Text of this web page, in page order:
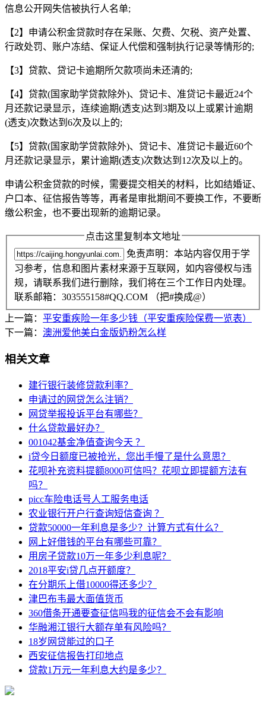
信息公开网失信被执行人名单;
【2】申请公积金贷款时存在呆账、欠费、欠税、资产处置、
行政处罚、账户冻结、保证人代偿和强制执行记录等情形的;
【3】贷款、贷记卡逾期所欠款项尚未还清的;
【4】贷款(国家助学贷款除外)、贷记卡、准贷记卡最近24个
月还款记录显示，连续逾期(透支)达到3期及以上或累计逾期
(透支)次数达到6次及以上的;
【5】贷款(国家助学贷款除外)、贷记卡、准贷记卡最近60个
月还款记录显示，累计逾期(透支)次数达到12次及以上的。
申请公积金贷款的时候，需要提交相关的材料，比如结婚证、
户口本、征信报告等等，再者是审批期间不要换工作，不要断
缴公积金，也不要出现新的逾期记录。
点击这里复制本文地址
免责声明：本站内容仅用于学
习参考，信息和图片素材来源于互联网，如内容侵权与违
规，请联系我们进行删除，我们将在三个工作日内处理。
联系邮箱：303555158#QQ.COM （把#换成@）
上一篇： 平安重疾险一年多少钱（平安重疾险保费一览表）
下一篇： 澳洲爱他美白金版奶粉怎么样
相关文章
建行银行装修贷款利率？
申请过的网贷怎么注销？
网贷举报投诉平台有哪些？
什么贷款最好办？
001042基金净值查询今天 ？
i贷今日额度已被抢光，您出手慢了是什么意思？
花呗补充资料提额8000可信吗？花呗立即提额方法有
吗？
picc车险电话号人工服务电话
农业银行开户行查询短信查询 ？
贷款50000一年利息是多少？计算方式有什么？
网上好借钱的平台有哪些可靠？
用房子贷款10万一年多少利息呢？
2018平安i贷几点开额度？
在分期乐上借10000得还多少？
津巴布韦最大面值货币
360借条开通要查征信吗我的征信会不会有影响
华融湘江银行大额存单有风险吗？
18岁网贷能过的口子
西安征信报告打印地点
贷款1万元一年利息大约是多少？